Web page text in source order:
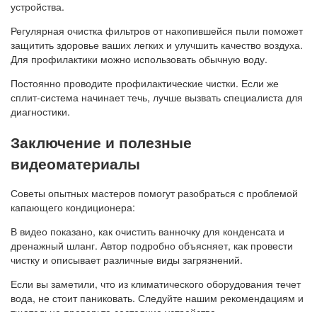
устройства.
Регулярная очистка фильтров от накопившейся пыли поможет
защитить здоровье ваших легких и улучшить качество воздуха.
Для профилактики можно использовать обычную воду.
Постоянно проводите профилактические чистки. Если же
сплит-система начинает течь, лучше вызвать специалиста для
диагностики.
Заключение и полезные
видеоматериалы
Советы опытных мастеров помогут разобраться с проблемой
капающего кондиционера:
В видео показано, как очистить ванночку для конденсата и
дренажный шланг. Автор подробно объясняет, как провести
чистку и описывает различные виды загрязнений.
Если вы заметили, что из климатического оборудования течет
вода, не стоит паниковать. Следуйте нашим рекомендациям и